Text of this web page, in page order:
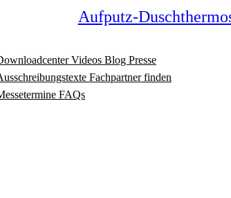
Aufputz-
Videos Blog Presse
Fachpartner finden
FAQs